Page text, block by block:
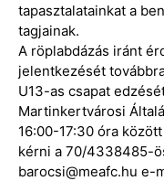
tapasztalatainkat a
tagjainak.
A röplabdázás iránt
jelentkezését
U13-as csapat
Martinkertvárosi
16:00-17:30 óra
kérni a 70/4338485-
barocsi@meafc.hu e-